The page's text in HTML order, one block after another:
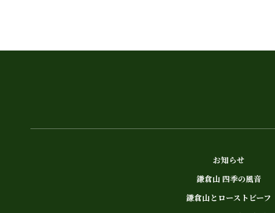
お知らせ
鎌倉山 四季の風音
鎌倉山とローストビーフ